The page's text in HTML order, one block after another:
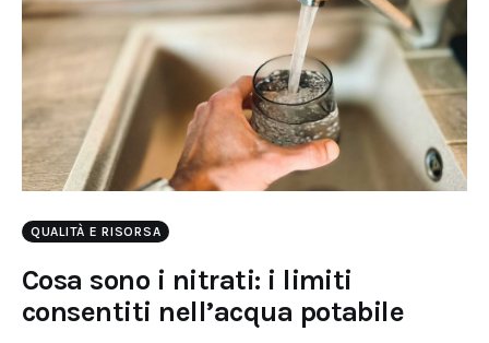
QUALITÀ E RISORSA
Cosa sono i nitrati: i limiti
consentiti nell’acqua potabile